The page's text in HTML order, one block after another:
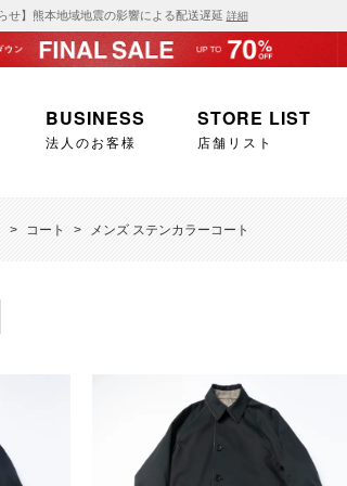
せ】熊本地域地震の影響による配送遅延 詳細
BUSINESS
法人のお客様
STORE LIST
店舗リスト
> コート > メンズ ステンカラーコート